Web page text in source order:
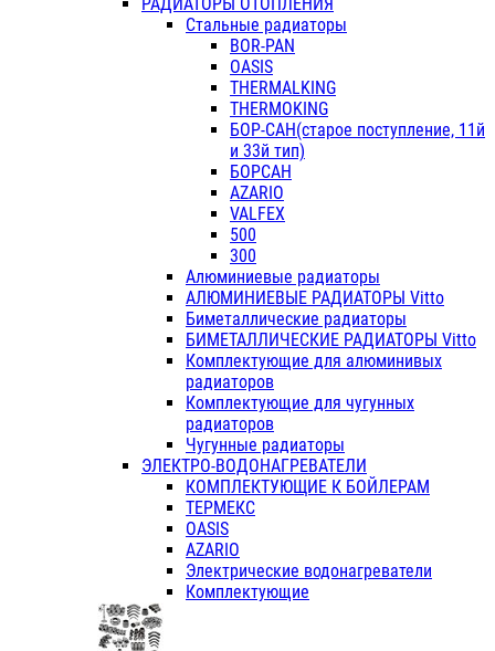
Стальные радиаторы
BOR-PAN
OASIS
THERMALKING
THERMOKING
БОР-САН(старое поступление, 11й
и 33й тип)
БОРСАН
AZARIO
VALFEX
500
300
Алюминиевые радиаторы
АЛЮМИНИЕВЫЕ РАДИАТОРЫ Vitto
Биметаллические радиаторы
БИМЕТАЛЛИЧЕСКИЕ РАДИАТОРЫ Vitto
Комплектующие для алюминивых
радиаторов
Комплектующие для чугунных
радиаторов
Чугунные радиаторы
ЭЛЕКТРО-ВОДОНАГРЕВАТЕЛИ
КОМПЛЕКТУЮЩИЕ К БОЙЛЕРАМ
ТЕРМЕКС
OASIS
AZARIO
Электрические водонагреватели
Комплектующие